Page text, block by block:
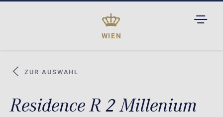
WIEN
ZUR AUSWAHL
Residence R 2 Millenium